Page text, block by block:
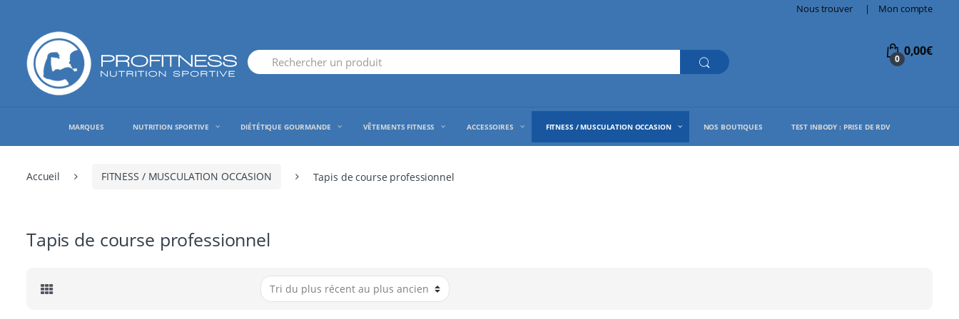
navigation
content
Nous trouver Mon compte
Search
for:
0
0,00€
MARQUES NUTRITION SPORTIVE DIÉTÉTIQUE GOURMANDE VÊTEMENTS FITNESS ACCESSOIRES FITNESS / MUSCULATION OCCASION NOS BOUTIQUES TEST INBODY : PRISE DE RDV
Accueil FITNESS / MUSCULATION OCCASION Tapis de course professionnel
Tapis de course professionnel